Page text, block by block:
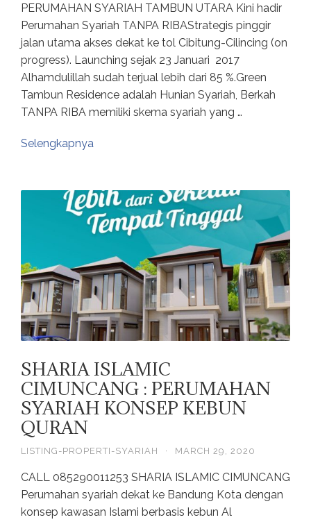
PERUMAHAN SYARIAH TAMBUN UTARA Kini hadir
Perumahan Syariah TANPA RIBAStrategis pinggir
jalan utama akses dekat ke tol Cibitung-Cilincing (on
progress). Launching sejak 23 Januari 2017
Alhamdulillah sudah terjual lebih dari 85 %.Green
Tambun Residence adalah Hunian Syariah, Berkah
TANPA RIBA memiliki skema syariah yang …
Selengkapnya
SHARIA ISLAMIC
CIMUNCANG : PERUMAHAN
SYARIAH KONSEP KEBUN
QURAN
LISTING-PROPERTI-SYARIAH · MARCH 29, 2020
CALL 085290011253 SHARIA ISLAMIC CIMUNCANG
Perumahan syariah dekat ke Bandung Kota dengan
konsep kawasan Islami berbasis kebun Al